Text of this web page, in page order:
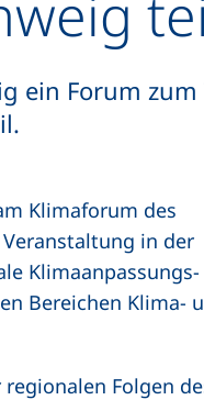
ein Forum zum
Klimaforum des
in der
Bereichen Klima-
Folgen